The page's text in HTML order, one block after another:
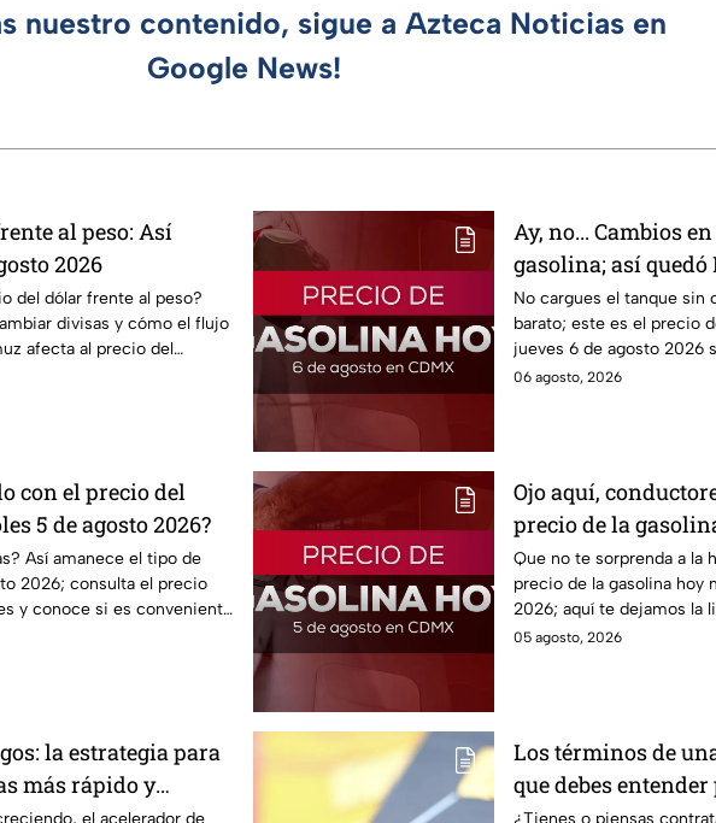
nuestro contenido, sigue a Azteca Noticias en
Google News!
al peso: Así
2026
del dólar frente al peso?
divisas y cómo el flujo
afecta al precio del
Ay, no... Cambios
gasolina; así quedó
No cargues el tanque sin
barato; este es el precio
jueves 6 de agosto 2026
06 agosto, 2026
con el precio del
5 de agosto 2026?
Así amanece el tipo de
2026; consulta el precio
y conoce si es conveniente
Ojo aquí,
precio de la
Que no te sorprenda a la
precio de la gasolina hoy
2026; aquí te dejamos la
estado.
05 agosto, 2026
la estrategia para
más rápido y
de tus finanzas
Los términos de
que debes